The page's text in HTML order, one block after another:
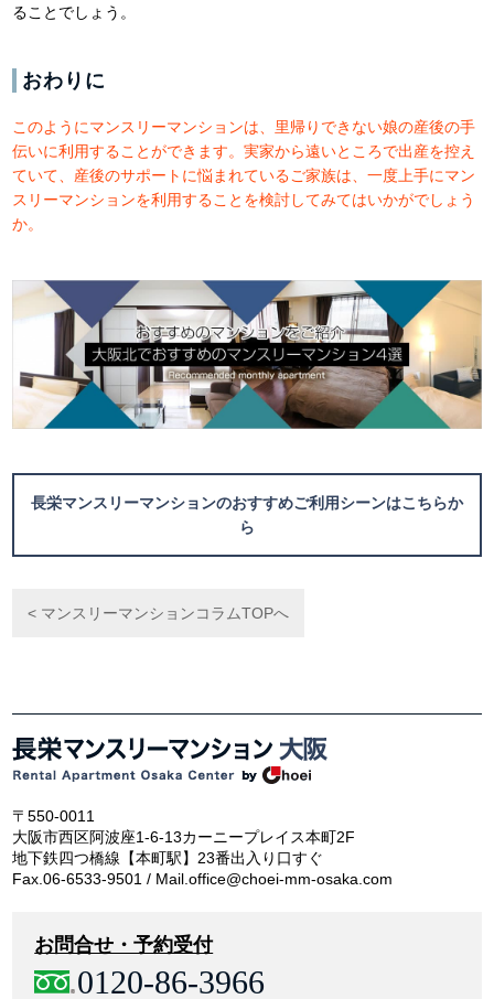
ることでしょう。
おわりに
このようにマンスリーマンションは、里帰りできない娘の産後の手
伝いに利用することができます。実家から遠いところで出産を控え
ていて、産後のサポートに悩まれているご家族は、一度上手にマン
スリーマンションを利用することを検討してみてはいかがでしょう
か。
長栄マンスリーマンションのおすすめご利用シーンはこちらか
ら
< マンスリーマンションコラムTOPへ
〒550-0011
大阪市西区阿波座1-6-13カーニープレイス本町2F
地下鉄四つ橋線【本町駅】23番出入り口すぐ
Fax.06-6533-9501 / Mail.office@choei-mm-osaka.com
お問合せ・予約受付
0120-86-3966